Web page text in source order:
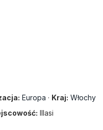
Europa · Kraj: Włochy
Illasi